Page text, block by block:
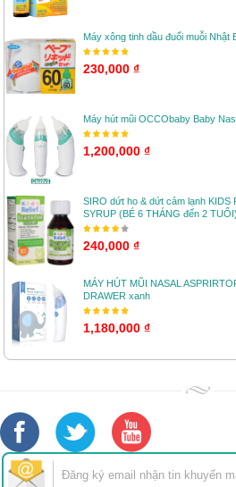
Máy xông tinh dầu đuổi muỗi Nhật
230,000 ₫
Máy hút mũi OCCObaby Baby
1,200,000 ₫
SIRO dứt ho & dứt cảm lạnh KIDS
SYRUP (BÉ 6 THÁNG đến 2 TUỔI)
240,000 ₫
MÁY HÚT MŨI NASAL
DRAWER xanh
1,180,000 ₫